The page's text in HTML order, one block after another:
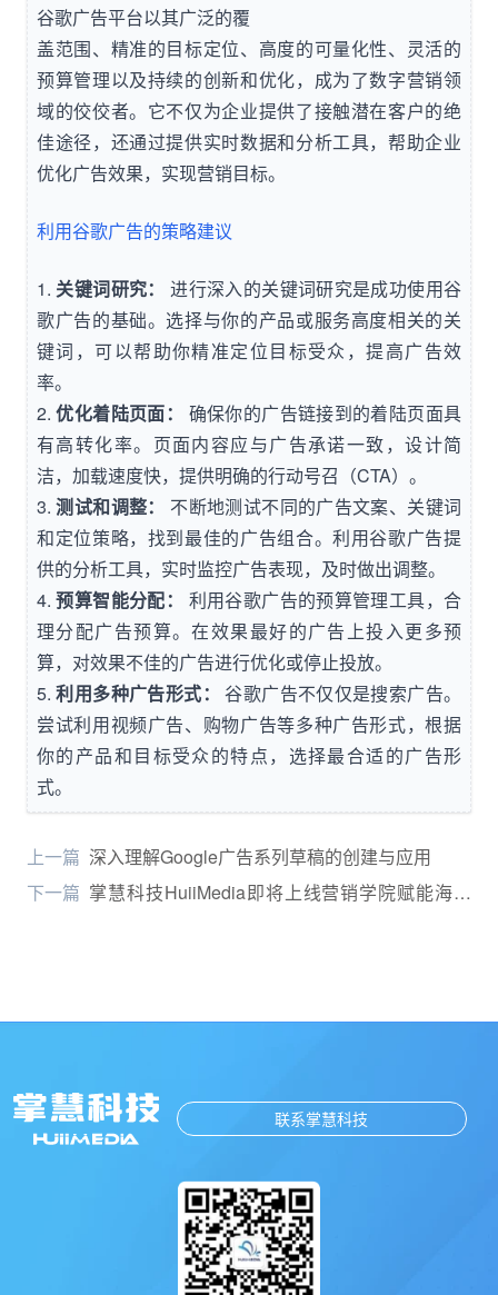
谷歌广告平台以其广泛的覆
盖范围、精准的目标定位、高度的可量化性、灵活的
预算管理以及持续的创新和优化，成为了数字营销领
域的佼佼者。它不仅为企业提供了接触潜在客户的绝
佳途径，还通过提供实时数据和分析工具，帮助企业
优化广告效果，实现营销目标。
利用谷歌广告的策略建议
1. 关键词研究：
进行深入的关键词研究是成功使用谷
歌广告的基础。选择与你的产品或服务高度相关的关
键词，可以帮助你精准定位目标受众，提高广告效
率。
2.优化着陆页面：
确保你的广告链接到的着陆页面具
有高转化率。页面内容应与广告承诺一致，设计简
洁，加载速度快，提供明确的行动号召（CTA）。
3.测试和调整：
不断地测试不同的广告文案、关键词
和定位策略，找到最佳的广告组合。利用谷歌广告提
供的分析工具，实时监控广告表现，及时做出调整。
4.预算智能分配：
利用谷歌广告的预算管理工具，合
理分配广告预算。在效果最好的广告上投入更多预
算，对效果不佳的广告进行优化或停止投放。
5.利用多种广告形式：
谷歌广告不仅仅是搜索广告。
尝试利用视频广告、购物广告等多种广告形式，根据
你的产品和目标受众的特点，选择最合适的广告形
式。
上一篇 深入理解Google广告系列草稿的创建与应用
下一篇 掌慧科技HuiiMedia即将上线营销学院赋能海外
联系掌慧科技